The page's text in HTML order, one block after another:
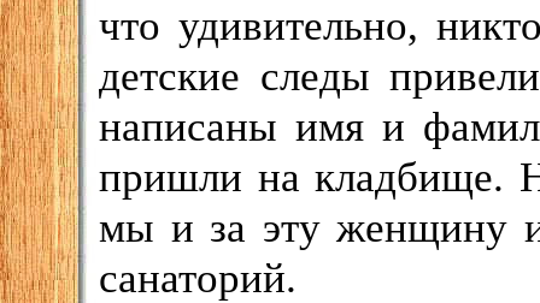
что удивительно,
детские следы
написаны имя и
пришли на кладбище.
мы и за эту женщину и
санаторий.